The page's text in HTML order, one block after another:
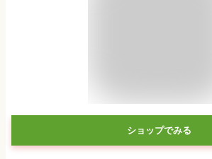
ショップでみる